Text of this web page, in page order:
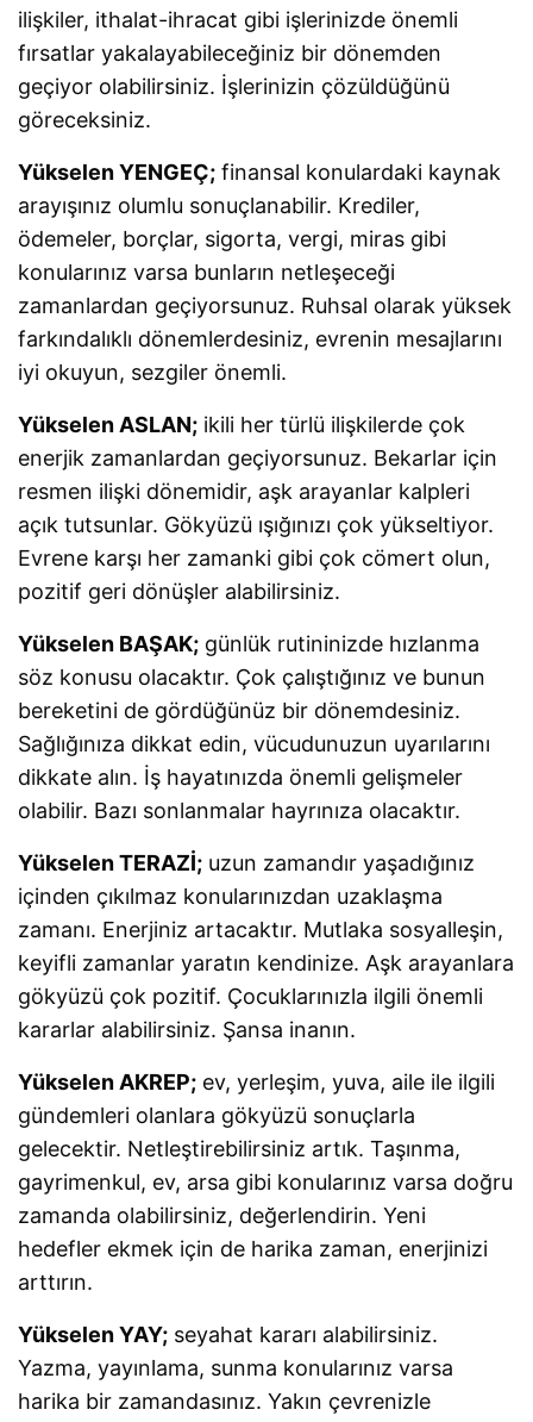
ilişkiler, ithalat-ihracat gibi işlerinizde önemli
fırsatlar yakalayabileceğiniz bir dönemden
geçiyor olabilirsiniz. İşlerinizin çözüldüğünü
göreceksiniz.
Yükselen YENGEÇ; finansal konulardaki kaynak
arayışınız olumlu sonuçlanabilir. Krediler,
ödemeler, borçlar, sigorta, vergi, miras gibi
konularınız varsa bunların netleşeceği
zamanlardan geçiyorsunuz. Ruhsal olarak yüksek
farkındalıklı dönemlerdesiniz, evrenin mesajlarını
iyi okuyun, sezgiler önemli.
Yükselen ASLAN; ikili her türlü ilişkilerde çok
enerjik zamanlardan geçiyorsunuz. Bekarlar için
resmen ilişki dönemidir, aşk arayanlar kalpleri
açık tutsunlar. Gökyüzü ışığınızı çok yükseltiyor.
Evrene karşı her zamanki gibi çok cömert olun,
pozitif geri dönüşler alabilirsiniz.
Yükselen BAŞAK; günlük rutininizde hızlanma
söz konusu olacaktır. Çok çalıştığınız ve bunun
bereketini de gördüğünüz bir dönemdesiniz.
Sağlığınıza dikkat edin, vücudunuzun uyarılarını
dikkate alın. İş hayatınızda önemli gelişmeler
olabilir. Bazı sonlanmalar hayrınıza olacaktır.
Yükselen TERAZİ; uzun zamandır yaşadığınız
içinden çıkılmaz konularınızdan uzaklaşma
zamanı. Enerjiniz artacaktır. Mutlaka sosyalleşin,
keyifli zamanlar yaratın kendinize. Aşk arayanlara
gökyüzü çok pozitif. Çocuklarınızla ilgili önemli
kararlar alabilirsiniz. Şansa inanın.
Yükselen AKREP; ev, yerleşim, yuva, aile ile ilgili
gündemleri olanlara gökyüzü sonuçlarla
gelecektir. Netleştirebilirsiniz artık. Taşınma,
gayrimenkul, ev, arsa gibi konularınız varsa doğru
zamanda olabilirsiniz, değerlendirin. Yeni
hedefler ekmek için de harika zaman, enerjinizi
arttırın.
Yükselen YAY; seyahat kararı alabilirsiniz.
Yazma, yayınlama, sunma konularınız varsa
harika bir zamandasınız. Yakın çevrenizle